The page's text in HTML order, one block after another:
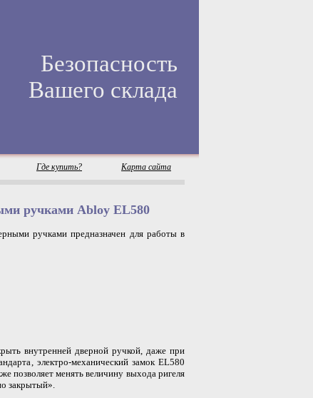
Безопасность
Вашего склада
Где купить? Карта сайта
ручками Abloy EL580
ручками предназначен для работы в
внутренней дверной ручкой, даже при
электро-механический замок EL580
позволяет менять величину выхода ригеля
закрытый».